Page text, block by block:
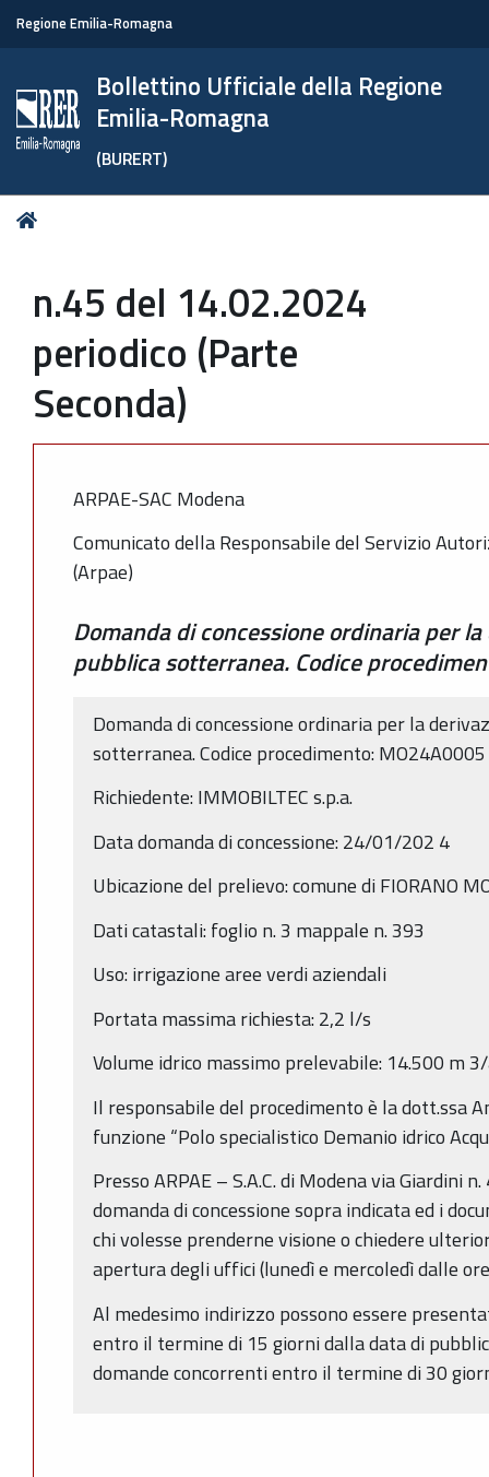
Regione Emilia-Romagna
Bollettino Ufficiale della Regione
Emilia-Romagna
(BURERT)
Tu
n.45 del 14.02.2024
periodico (Parte
Seconda)
ARPAE-SAC Modena
Comunicato della Responsabile del Servizio
(Arpae)
Domanda di concessione ordinaria per
pubblica sotterranea. Codice
Domanda di concessione ordinaria per la
sotterranea. Codice procedimento: MO24A0005
Richiedente: IMMOBILTEC s.p.a.
Data domanda di concessione: 24/01/202 4
Ubicazione del prelievo: comune di FIORANO
Dati catastali: foglio n. 3 mappale n. 393
Uso: irrigazione aree verdi aziendali
Portata massima richiesta: 2,2 l/s
Volume idrico massimo prelevabile: 14.500 m
Il responsabile del procedimento è la dott.ssa
funzione “Polo specialistico Demanio idrico
Presso ARPAE – S.A.C. di Modena via Giardini
domanda di concessione sopra indicata ed i
chi volesse prenderne visione o chiedere
apertura degli uffici (lunedì e mercoledì dalle
Al medesimo indirizzo possono essere
entro il termine di 15 giorni dalla data di
domande concorrenti entro il termine di 30